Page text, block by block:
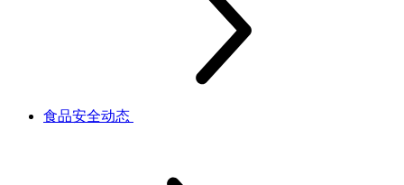
食品安全动态